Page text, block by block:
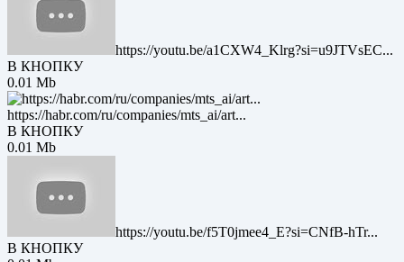
https://youtu.be/a1CXW4_Klrg?si=u9JTVsEC...
В КНОПКУ
0.01 Mb
https://habr.com/ru/companies/mts_ai/art...
В КНОПКУ
0.01 Mb
https://youtu.be/f5T0jmee4_E?si=CNfB-hTr...
В КНОПКУ